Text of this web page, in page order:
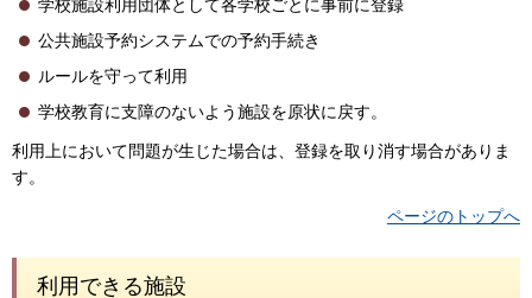
学校施設利用団体として各学校ごとに事前に登録
公共施設予約システムでの予約手続き
ルールを守って利用
学校教育に支障のないよう施設を原状に戻す。
利用上において問題が生じた場合は、登録を取り消す場合がありま
す。
ページのトップへ
利用できる施設